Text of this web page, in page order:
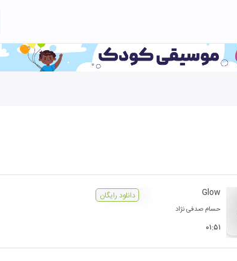
Glow
حسام صدفی نژاد
۰۱:۵۱
دانلود رایگان